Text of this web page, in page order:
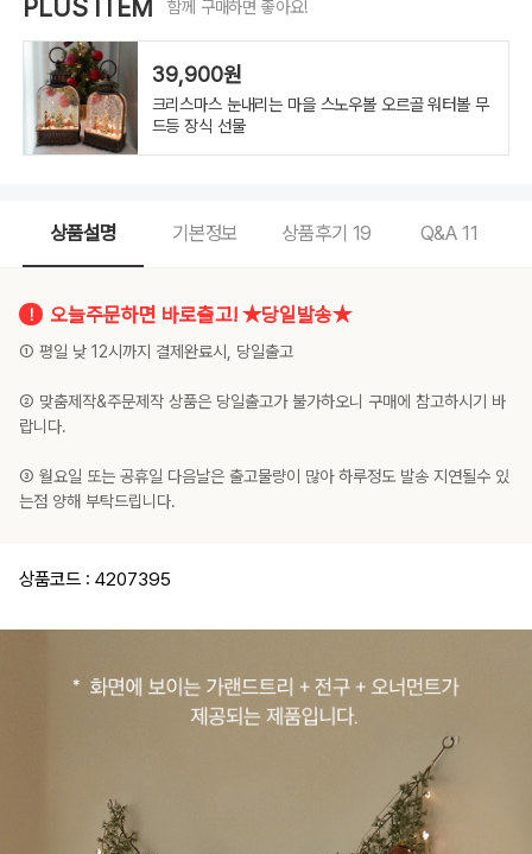
PLUS ITEM 함께 구매하면 좋아요!
39,900원
크리스마스 눈내리는 마을 스노우볼 오르골 워터볼 무
드등 장식 선물
상품설명 기본정보 상품후기 19 Q&A 11
오늘주문하면 바로출고! ★당일발송★
① 평일 낮 12시까지 결제완료시, 당일출고
② 맞춤제작&주문제작 상품은 당일출고가 불가하오니 구매에 참고하시기 바
랍니다.
③ 월요일 또는 공휴일 다음날은 출고물량이 많아 하루정도 발송 지연될수 있
는점 양해 부탁드립니다.
상품코드 : 4207395